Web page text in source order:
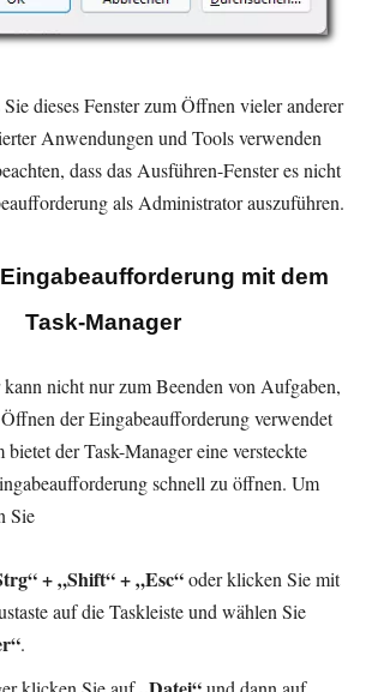
dieses Fenster zum Öffnen vieler anderer
Anwendungen und Tools verwenden
dass das Ausführen-Fenster es nicht
als Administrator auszuführen.
mit dem
Task-Manager
nicht nur zum Beenden von Aufgaben,
der Eingabeaufforderung verwendet
der Task-Manager eine versteckte
schnell zu öffnen. Um
Sie
+ „Shift“ + „Esc“oder klicken Sie mit
auf die Taskleiste und wählen Sie
.